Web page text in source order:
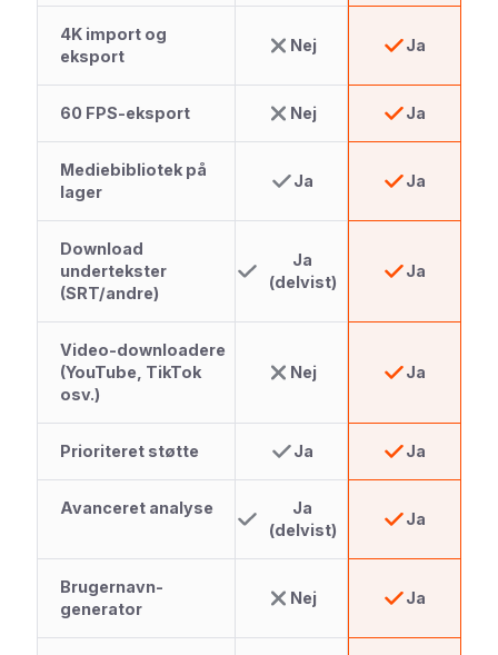
4K import og
eksport
Nej Ja
60 FPS-eksport Nej Ja
Mediebibliotek på
lager
Ja Ja
Download
undertekster
(SRT/andre)
Ja
(delvist)
Ja
Video-downloadere
(YouTube, TikTok
osv.)
Nej Ja
Prioriteret støtte Ja Ja
Avanceret analyse
Ja
(delvist)
Ja
Brugernavn-
generator
Nej Ja